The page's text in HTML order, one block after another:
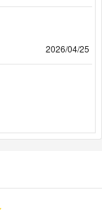
2026/04/25